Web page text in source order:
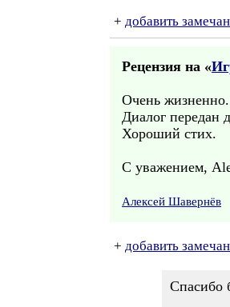
+ добавить
Рецензия на «
Очень
Диалог передан
Хороший стих.
С уважением,
Алексей Шавернёв
+ добавить
Спасибо